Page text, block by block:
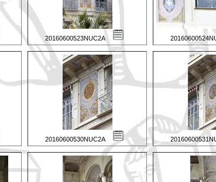
20160600523NUC2A
20160600530NUC2A